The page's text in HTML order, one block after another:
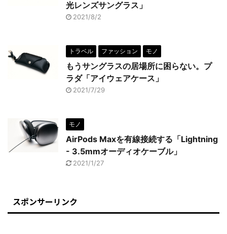
光レンズサングラス」
2021/8/2
トラベル ファッション モノ
もうサングラスの居場所に困らない。プ
ラダ「アイウェアケース」
2021/7/29
モノ
AirPods Maxを有線接続する「Lightning
- 3.5mmオーディオケーブル」
2021/1/27
スポンサーリンク